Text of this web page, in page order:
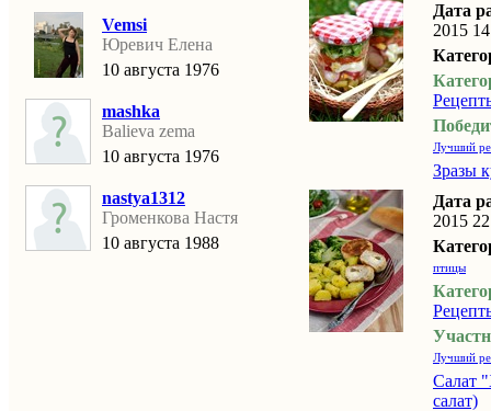
Vemsi
Юревич Елена
10 августа 1976
mashka
Balieva zema
10 августа 1976
nastya1312
Громенкова Настя
10 августа 1988
Дата
2015
Лучший
Зразы
Дата
2015
птицы
Лучший
Салат
салат)